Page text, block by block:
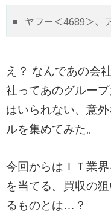
ヤフー＜4689＞、
え？ なんであの会
社ってあのグルー
はいられない、意
ルを集めてみた。
今回からはＩＴ業
を当てる。買収の
るものとは…？